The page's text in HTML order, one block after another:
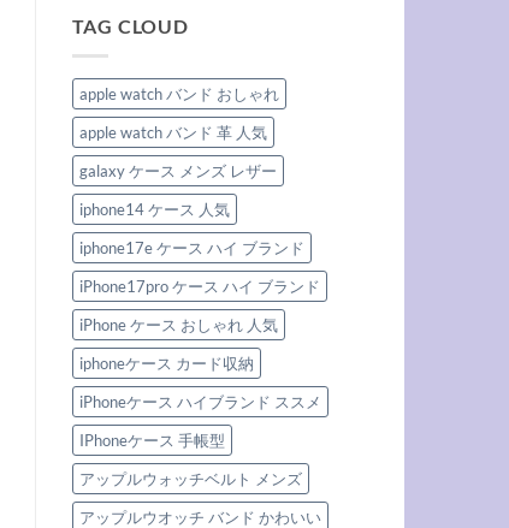
4
選
す
め
へ
の
底
解
選
ぶ
べ
き
ト
レ
ン
ド
ブ
ラ
ン
ド
4
選
へ
の
円
叶
え
る！
男
女
兼
用
ハ
イ
ブ
ラ
ン
ド
iPhone
ケ
ー
ス
特
集。
へ
の
り
TAG CLOUD
apple watch バンド おしゃれ
apple watch バンド 革 人気
galaxy ケース メンズ レザー
iphone14 ケース 人気
iphone17e ケース ハイ ブランド
iPhone17pro ケース ハイ ブランド
iPhone ケース おしゃれ 人気
iphoneケース カード収納
iPhoneケース ハイブランド ススメ
IPhoneケース 手帳型
アップルウォッチベルト メンズ
アップルウオッチ バンド かわいい